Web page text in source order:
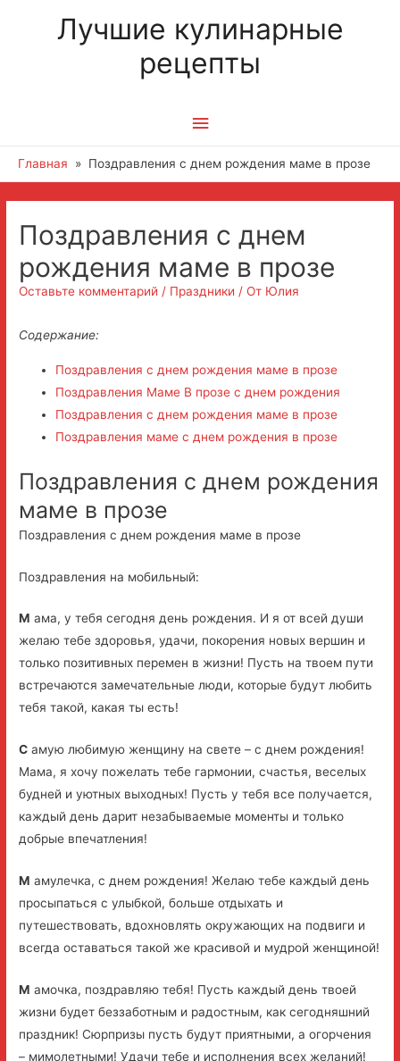
Лучшие кулинарные
рецепты
Главное
меню
Главная Поздравления с днем рождения маме в прозе
Поздравления с днем
рождения маме в прозе
Оставьте комментарий / Праздники / От Юлия
Содержание:
Поздравления с днем рождения маме в прозе
Поздравления Маме В прозе с днем рождения
Поздравления с днем рождения маме в прозе
Поздравления маме с днем рождения в прозе
Поздравления с днем рождения
маме в прозе
Поздравления с днем рождения маме в прозе
Поздравления на мобильный:
М ама, у тебя сегодня день рождения. И я от всей души
желаю тебе здоровья, удачи, покорения новых вершин и
только позитивных перемен в жизни! Пусть на твоем пути
встречаются замечательные люди, которые будут любить
тебя такой, какая ты есть!
С амую любимую женщину на свете – с днем рождения!
Мама, я хочу пожелать тебе гармонии, счастья, веселых
будней и уютных выходных! Пусть у тебя все получается,
каждый день дарит незабываемые моменты и только
добрые впечатления!
М амулечка, с днем рождения! Желаю тебе каждый день
просыпаться с улыбкой, больше отдыхать и
путешествовать, вдохновлять окружающих на подвиги и
всегда оставаться такой же красивой и мудрой женщиной!
М амочка, поздравляю тебя! Пусть каждый день твоей
жизни будет беззаботным и радостным, как сегодняшний
праздник! Сюрпризы пусть будут приятными, а огорчения
– мимолетными! Удачи тебе и исполнения всех желаний!